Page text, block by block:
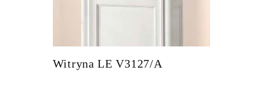
Witryna LE V3127/A